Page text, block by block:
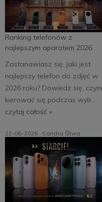
Ranking telefonów z
najlepszym aparatem 2026
Zastanawiasz się, jaki jest
najlepszy telefon do zdjęć w
2026 roku? Dowiedz się, czym
kierować się podczas wyb...
czytaj całość »
22-06-2026 , Sandra Śliwa